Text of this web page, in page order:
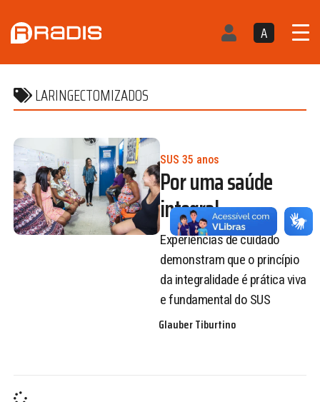
A
LARINGECTOMIZADOS
SUS 35 anos
Por uma saúde
integral
Experiências de cuidado
demonstram que o princípio
da integralidade é prática viva
e fundamental do SUS
Glauber Tiburtino